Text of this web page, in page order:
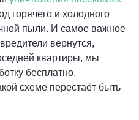
горячего и холодного
пыли. И самое важное
вернутся,
квартиры, мы
бесплатно.
схеме перестаёт быть